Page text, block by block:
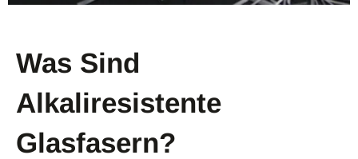
Was Sind
Alkaliresistente
Glasfasern?